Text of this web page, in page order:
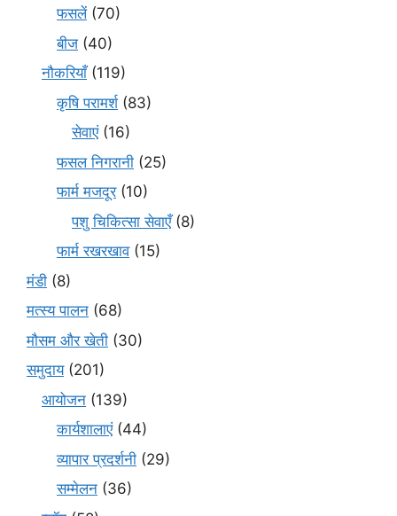
फसलें(70)
बीज (40)
नौकरियाँ(119)
कृषि परामर्श(83)
सेवाएं(16)
फसल निगरानी (25)
फार्म मजदूर(10)
पशु चिकित्सा सेवाएँ(8)
फार्म रखरखाव(15)
मंडी (8)
मत्स्य पालन (68)
मौसम और खेती (30)
समुदाय(201)
आयोजन (139)
कार्यशालाएं(44)
व्यापार प्रदर्शनी (29)
सम्मेलन (36)